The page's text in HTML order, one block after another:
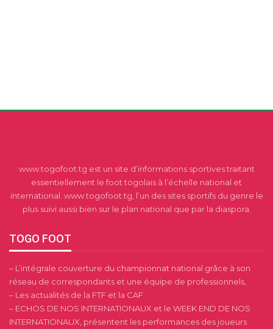
www.togofoot.tg est un site d’informations sportives traitant
essentiellement le foot togolais à l’échelle national et
international. www.togofoot.tg, l’un des sites sportifs du genre le
plus suivi aussi bien sur le plan national que par la diaspora.
TOGO FOOT
– L’intégrale couverture du championnat national grâce à son
réseau de correspondants et une équipe de professionnels,
– Les actualités de la FTF et la CAF
– ECHOS DE NOS INTERNATIONAUX et le WEEK END DE NOS
INTERNATIONAUX, présentent les performances des joueurs